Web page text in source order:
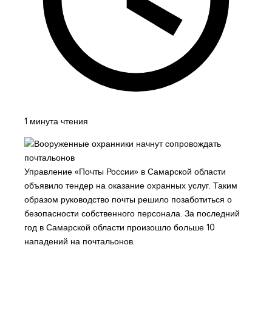
1 минута чтения
Управление «Почты России» в Самарской области
объявило тендер на оказание охранных услуг. Таким
образом руководство почты решило позаботиться о
безопасности собственного персонала. За последний
год в Самарской области произошло больше 10
нападений на почтальонов.